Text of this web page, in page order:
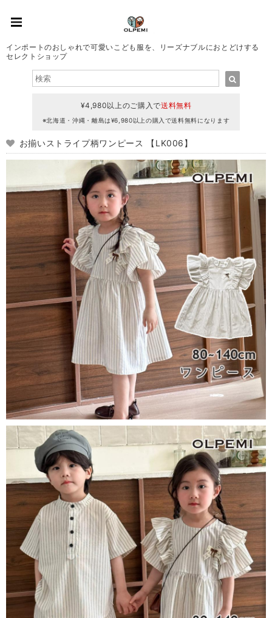
インポートのおしゃれで可愛いこども服を、リーズナブルにおとどけする
セレクトショップ
¥4,980以上のご購入で送料無料
※北海道・沖縄・離島は¥6,980以上の購入で送料無料になります
お揃いストライプ柄ワンピース 【LK006】